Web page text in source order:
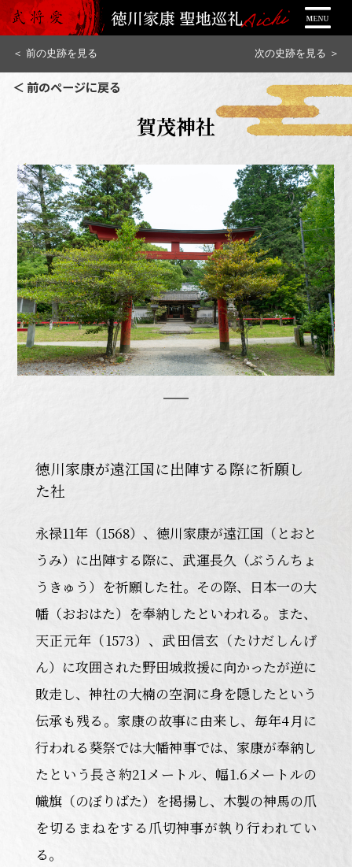
＜ 前の史跡を見る 次の史跡を見る ＞
＜ 前のページに戻る
賀茂神社
徳川家康が遠江国に出陣する際に祈願し
た社
永禄11年（1568）、徳川家康が遠江国（とおと
うみ）に出陣する際に、武運長久（ぶうんちょ
うきゅう）を祈願した社。その際、日本一の大
幡（おおはた）を奉納したといわれる。また、
天正元年（1573）、武田信玄（たけだしんげ
ん）に攻囲された野田城救援に向かったが逆に
敗走し、神社の大楠の空洞に身を隠したという
伝承も残る。家康の故事に由来し、毎年4月に
行われる葵祭では大幡神事では、家康が奉納し
たという長さ約21メートル、幅1.6メートルの
幟旗（のぼりばた）を掲揚し、木製の神馬の爪
を切るまねをする爪切神事が執り行われてい
る。